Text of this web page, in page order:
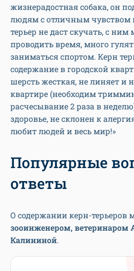
жизнерадостная собака, он
людям с отличным чувством
терьер не даст скучать, с ним
проводить время, много
заниматься спортом. Керн
содержание в городской
шерсть жесткая, не линяет и
квартире (необходим
расчесывание 2 раза в
здоровье, не склонен к
любит людей и весь мир!»
Популярные
ответы
О содержании керн-терьеров
зооинженером, ветеринаром
Калининой.